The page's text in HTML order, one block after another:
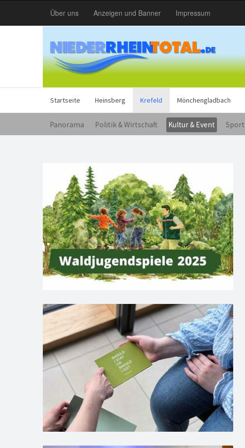
Über uns Anzeigen und Banner Impressum
Startseite Heinsberg Krefeld Mönchengladbach
Panorama Politik & Wirtschaft Kultur & Event Sport